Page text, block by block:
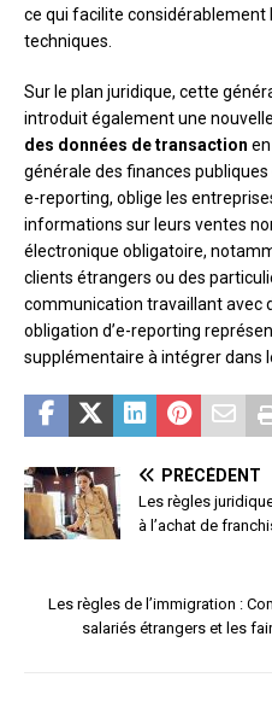
ce qui facilite considérablement
techniques.
Sur le plan juridique, cette
introduit également une
des données de transaction
générale des finances publiques
e-reporting, oblige les
informations sur leurs ventes
électronique obligatoire,
clients étrangers ou des
communication travaillant avec
obligation d’e-reporting
supplémentaire à intégrer dans
PRÉCÉDENT
Les règles
à l’achat de
Les règles de l’immigration :
salariés étrangers et les